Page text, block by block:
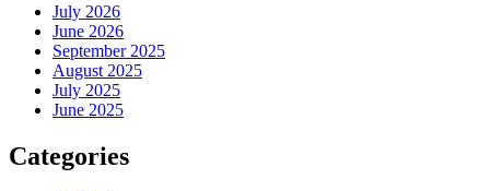
July 2026
June 2026
September 2025
August 2025
July 2025
June 2025
Categories